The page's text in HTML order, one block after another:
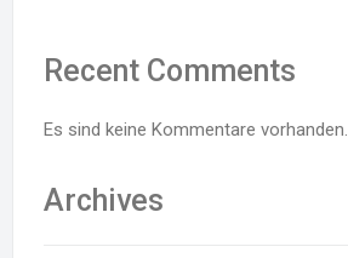
Recent Comments
Es sind keine Kommentare vorhanden.
Archives